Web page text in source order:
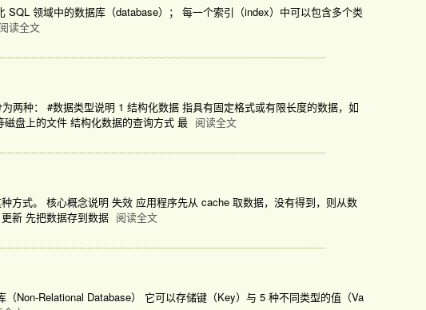
领域中的数据库（database）； 每一个索引（index）中可以包含多个类
阅读全文
两种： #数据类型说明 1 结构化数据 指具有固定格式或有限长度的数据，如
盘上的文件 结构化数据的查询方式 最 阅读全文
方式。 核心概念说明 失效 应用程序先从 cache 取数据，没有得到，则从数
新 先把数据存到数据 阅读全文
Non-Relational Database） 它可以存储键（Key）与 5 种不同类型的值（Va